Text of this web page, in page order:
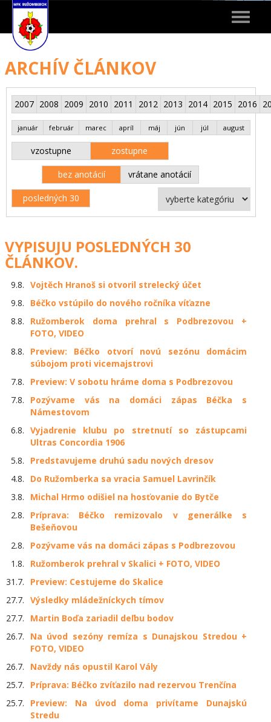
Toggle
ARCHÍV ČLÁNKOV
2007 2008 2009 2010 2011 2012 2013 2014 2015 2016
január február marec apríl máj jún júl august
vzostupne zostupne
bez anotácií vrátane anotácií
posledných 30
VYPISUJU POSLEDNÝCH 30
ČLÁNKOV.
9.8. Vojtěch Hranoš si otvoril strelecký účet
9.8.
Béčko vstúpilo do nového ročníka víťazne
8.8.
Ružomberok doma prehral s Podbrezovou +
FOTO, VIDEO
8.8.
Preview: Béčko otvorí novú sezónu domácim
súbojom proti vicemajstrovi
7.8.
Preview: V sobotu hráme doma s Podbrezovou
7.8.
Pozývame vás na domáci zápas Béčka s
Námestovom
6.8. Vyjadrenie klubu po stretnutí so zástupcami
Ultras Concordia 1906
5.8.
Predstavujeme druhú sadu nových dresov
4.8.
Do Ružomberka sa vracia Samuel Lavrinčík
3.8.
Michal Hrmo odišiel na hosťovanie do Bytče
2.8.
Príprava: Béčko remizovalo v generálke s
Bešeňovou
2.8.
Pozývame vás na domáci zápas s Podbrezovou
1.8.
Ružomberok prehral v Skalici + FOTO, VIDEO
31.7.
Preview: Cestujeme do Skalice
27.7. Výsledky mládežníckych tímov
27.7.
Martin Boďa zariadil deľbu bodov
26.7.
Na úvod sezóny remíza s Dunajskou Stredou +
FOTO, VIDEO
26.7.
Navždy nás opustil Karol Vály
25.7.
Príprava: Béčko zvíťazilo nad rezervou Trenčína
25.7.
Preview: Na úvod doma privítame Dunajskú
Stredu